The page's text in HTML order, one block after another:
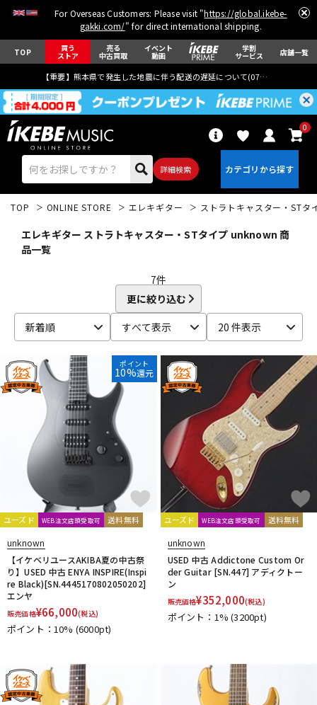
For Overseas Customers: Please visit "https://global.ikebe-
gakki.com/" for direct international shipping.
TOP 買う
ストア
売る
中古買取
イベント
動画
学割
サービス 店舗一覧
【重要】熊本県で発生した地震に伴う配送の遅延について(07月29日
詳細検索
0
ベース ウクレレ
ドラム パーカッション
キーボード 電子ピアノ
その他楽器
配信/ライブ機器 楽器アクセサリ
TOP ONLINE STORE エレキギター ストラトキャスター・STタ
エレキギター ストラトキャスター・STタイプ unknown 商
品一覧
7件
更に絞り込む
新着順
すべて表示 20 件表示
ポイント
10%還元
ユーズド WEB注文店頭受取可 送料無料
unknown
【イケベリユースAKIBA夏の中古祭
り】USED 中古 ENYA INSPIRE(Inspi
re Black)[SN.4445170802050202]
エンヤ
販売価格¥66,000(税込)
ポイント：10% (6000pt)
ユーズド WEB注文店頭受取可 送料無料
unknown
USED 中古 Addictone Custom Or
der Guitar [SN.447] アディクトー
ン
販売価格¥352,000(税込)
ポイント：1%(3200pt)